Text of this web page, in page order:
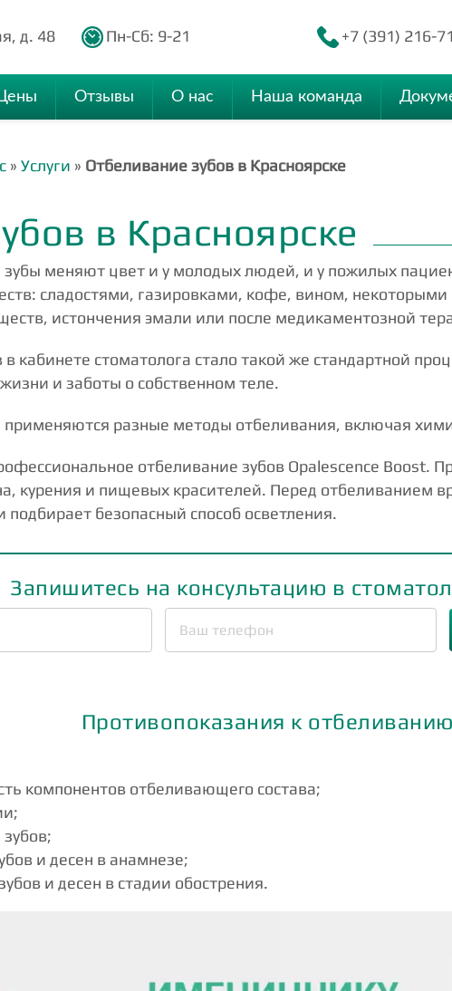
д. 48 Пн-Сб: 9-21 +7 (391) 216-
Отзывы О нас Наша команда
» Услуги » Отбеливание зубов в Красноярске
в Красноярске
меняют цвет и у молодых людей, и у пожилых
сладостями, газировками, кофе, вином,
истончения эмали или после медикаментозной
кабинете стоматолога стало такой же стандартной
и заботы о собственном теле.
применяются разные методы отбеливания, включая
отбеливание зубов Opalescence Boost.
курения и пищевых красителей. Перед отбеливанием
безопасный способ осветления.
Запишитесь на консультацию в
Противопоказания к
компонентов отбеливающего состава;
и десен в анамнезе;
и десен в стадии обострения.